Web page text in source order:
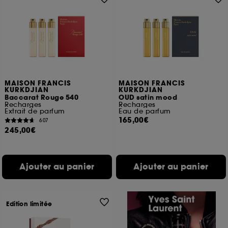
MAISON FRANCIS
KURKDJIAN
Baccarat Rouge 540
Recharges
Extrait de parfum
607
245,00€
Ajouter au panier
MAISON FRANCIS
KURKDJIAN
OUD satin mood
Recharges
Eau de parfum
165,00€
Ajouter au panier
Edition limitée